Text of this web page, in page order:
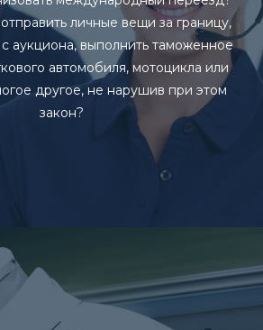
личные вещи за границу,
аукциона, выполнить таможенное
автомобиля, мотоцикла или
другое, не нарушив при этом
закон?